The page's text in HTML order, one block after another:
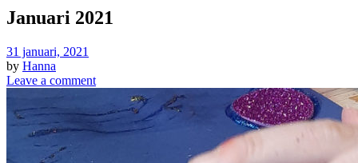
Januari 2021
31 januari, 2021
by Hanna
Leave a comment